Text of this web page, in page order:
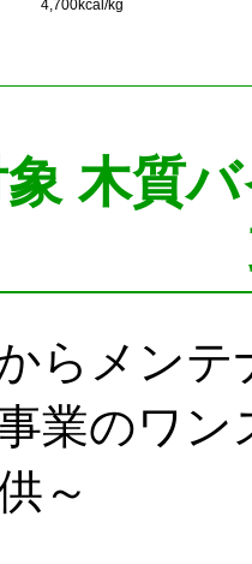
4,700kcal/kg
象 木質
らメン
業のワ
～